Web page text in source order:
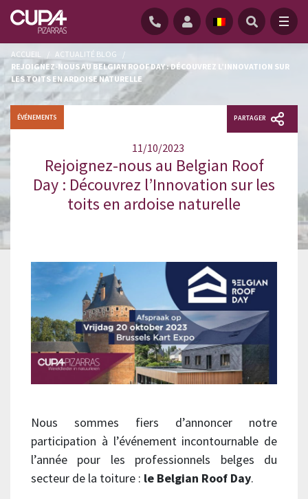
ACCUEIL ACTUALITÉ BLOG
/
REJOIGNEZ-NOUS AU BELGIAN ROOF DAY : DÉCOUVREZ L’INNOVATION SUR
LES TOITS EN ARDOISE NATURELLE
ÉVÉNEMENTS
11/10/2023
PARTAGER
Rejoignez-nous au Belgian Roof
Day : Découvrez l’Innovation sur les
toits en ardoise naturelle
Nous sommes fiers d’annoncer notre
participation à l’événement incontournable de
l’année pour les professionnels belges du
secteur de la toiture : le Belgian Roof Day.